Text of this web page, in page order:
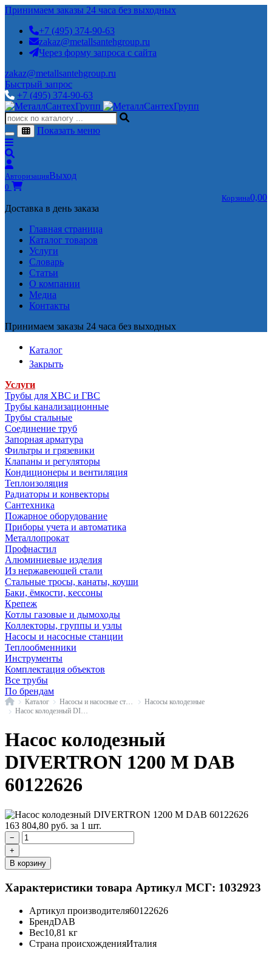
Принимаем заказы 24 часа без выходных
+7 (495) 374-90-63
zakaz@metallsantehgroup.ru
Через форму запроса с сайта
zakaz@metallsantehgroup.ru
Быстрый запрос
+7 (495) 374-90-63
Показать меню
АвторизацияВыход
0
Корзина0,00
Доставка в день заказа
Главная страница
Каталог товаров
Услуги
Словарь
Статьи
О компании
Медиа
Контакты
Принимаем заказы 24 часа без выходных
Каталог
Закрыть
Услуги
Трубы для ХВС и ГВС
Трубы канализационные
Трубы стальные
Соединение труб
Запорная арматура
Фильтры и грязевики
Клапаны и регуляторы
Кондиционеры и вентиляция
Теплоизоляция
Радиаторы и конвекторы
Сантехника
Пожарное оборудование
Приборы учета и автоматика
Металлопрокат
Профнастил
Алюминиевые изделия
Из нержавеющей стали
Стальные тросы, канаты, коуши
Баки, ёмкости, кессоны
Крепеж
Котлы газовые и дымоходы
Коллекторы, группы и узлы
Насосы и насосные станции
Теплообменники
Инструменты
Комплектация объектов
Все трубы
По брендам
ГлавнаяКаталог
Насосы колодезные
Насос колодезный DIVERTRON DAB
Насос колодезный
DIVERTRON 1200 M DAB
60122626
163 804,80 руб. за 1 шт.
−
+
В корзину
Характеристики товара Артикул МСГ: 1032923
Артикул производителя60122626
БрендDAB
Вес10,81 кг
Страна происхожденияИталия